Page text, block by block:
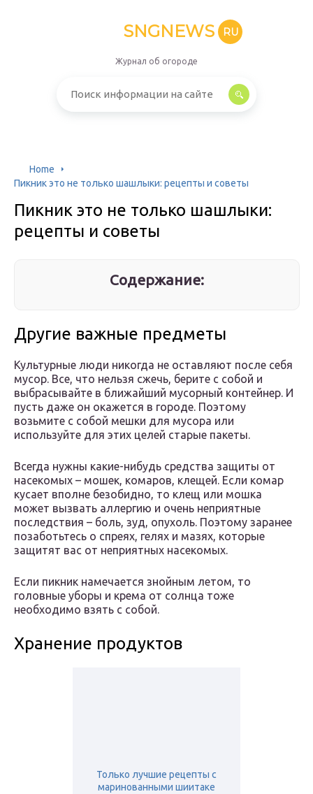
SNGNEWS RU
Журнал об огороде
Home
Пикник это не только шашлыки: рецепты и советы
Пикник это не только шашлыки:
рецепты и советы
Содержание:
Другие важные предметы
Культурные люди никогда не оставляют после себя
мусор. Все, что нельзя сжечь, берите с собой и
выбрасывайте в ближайший мусорный контейнер. И
пусть даже он окажется в городе. Поэтому
возьмите с собой мешки для мусора или
используйте для этих целей старые пакеты.
Всегда нужны какие-нибудь средства защиты от
насекомых – мошек, комаров, клещей. Если комар
кусает вполне безобидно, то клещ или мошка
может вызвать аллергию и очень неприятные
последствия – боль, зуд, опухоль. Поэтому заранее
позаботьтесь о спреях, гелях и мазях, которые
защитят вас от неприятных насекомых.
Если пикник намечается знойным летом, то
головные уборы и крема от солнца тоже
необходимо взять с собой.
Хранение продуктов
Только лучшие рецепты с
маринованными шиитаке